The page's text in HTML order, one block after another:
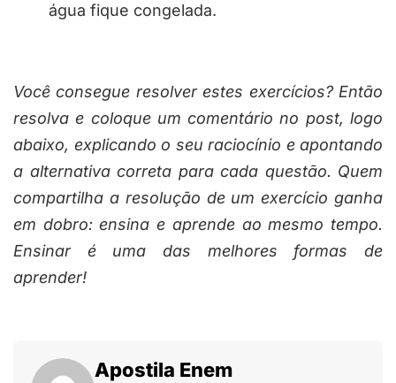
água fique congelada.
Você consegue resolver estes exercícios? Então
resolva e coloque um comentário no post, logo
abaixo, explicando o seu raciocínio e apontando
a alternativa correta para cada questão. Quem
compartilha a resolução de um exercício ganha
em dobro: ensina e aprende ao mesmo tempo.
Ensinar é uma das melhores formas de
aprender!
Apostila Enem